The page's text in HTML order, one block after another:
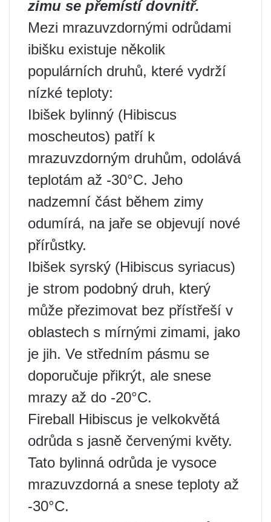
zimu se přemístí dovnitř.
Mezi mrazuvzdornými odrůdami
ibišku existuje několik
populárních druhů, které vydrží
nízké teploty:
Ibišek bylinný (Hibiscus
moscheutos) patří k
mrazuvzdorným druhům, odolává
teplotám až -30°C. Jeho
nadzemní část během zimy
odumírá, na jaře se objevují nové
přírůstky.
Ibišek syrský (Hibiscus syriacus)
je strom podobný druh, který
může přezimovat bez přístřeší v
oblastech s mírnými zimami, jako
je jih. Ve středním pásmu se
doporučuje přikrýt, ale snese
mrazy až do -20°C.
Fireball Hibiscus je velkokvětá
odrůda s jasně červenými květy.
Tato bylinná odrůda je vysoce
mrazuvzdorná a snese teploty až
-30°C.